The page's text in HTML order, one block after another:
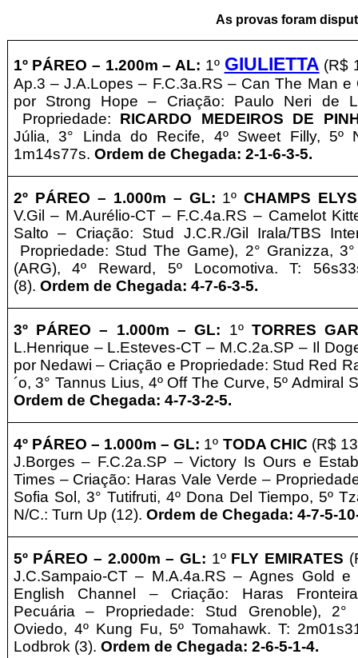
As provas foram
1º PÁREO – 1.200m – AL: 1º GIULIETTA (R$
Ap.3 – J.A.Lopes – F.C.3a.RS – Can The Man e
por Strong Hope – Criação: Paulo Neri de
Propriedade: RICARDO MEDEIROS DE
Júlia, 3° Linda do Recife, 4º Sweet Filly, 5º
1m14s77s. Ordem de Chegada: 2-1-6-3-5.
2º PÁREO – 1.000m – GL: 1º CHAMPS
V.Gil – M.Aurélio-CT – F.C.4a.RS – Camelot
Salto – Criação: Stud J.C.R./Gil Irala/TBS
Propriedade: Stud The Game), 2° Granizza,
(ARG),4º Reward, 5º Locomotiva. T:
(8). Ordem de Chegada: 4-7-6-3-5.
3º PÁREO – 1.000m – GL: 1º TORRES
L.Henrique – L.Esteves-CT – M.C.2a.SP – Il
por Nedawi – Criação e Propriedade: Stud Red
´o, 3° Tannus Lius, 4º Off The Curve, 5º Admiral
Ordem de Chegada: 4-7-3-2-5.
4º PÁREO – 1.000m – GL: 1º TODA CHIC (R$
J.Borges – F.C.2a.SP – Victory Is Ours e
Times – Criação: Haras Vale Verde –
Sofia Sol, 3° Tutifruti, 4º Dona Del Tiempo, 5º
N/C.: Turn Up (12). Ordem de Chegada: 4-7-5-
5º PÁREO – 2.000m – GL: 1º FLY EMIRATES
J.C.Sampaio-CT – M.A.4a.RS – Agnes Gold
English Channel – Criação: Haras
Pecuária – Propriedade: Stud Grenoble), 2°
Oviedo, 4º Kung Fu, 5º Tomahawk. T:
Lodbrok (3). Ordem de Chegada: 2-6-5-1-4.